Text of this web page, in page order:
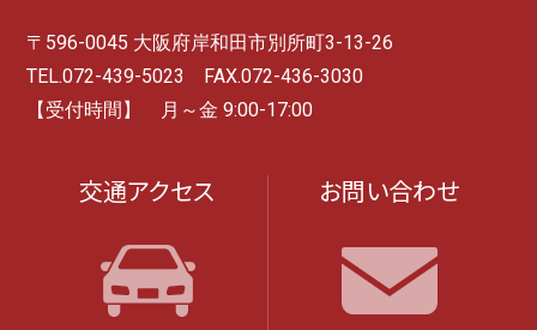
〒596-0045 大阪府岸和田市別所町3-13-26
TEL.072-439-5023 FAX.072-436-3030
【受付時間】 月～金 9:00-17:00
交通アクセス お問い合わせ